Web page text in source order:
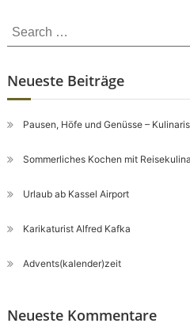
Search
for:
Neueste Beiträge
Pausen, Höfe und Genüsse –
Sommerliches Kochen mit
Urlaub ab Kassel Airport
Karikaturist Alfred Kafka
Advents(kalender)zeit
Neueste Kommentare